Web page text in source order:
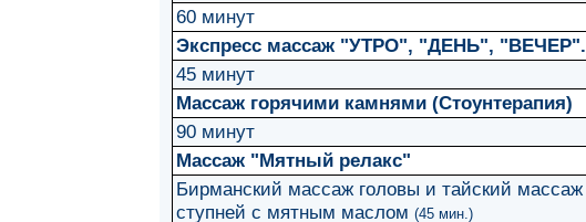
60 минут
Экспресс массаж "УТРО", "ДЕНЬ", "ВЕЧЕР".
45 минут
Массаж горячими камнями (Стоунтерапия)
90 минут
Массаж "Мятный релакс"
Бирманский массаж головы и тайский массаж
ступней с мятным маслом (45 мин.)